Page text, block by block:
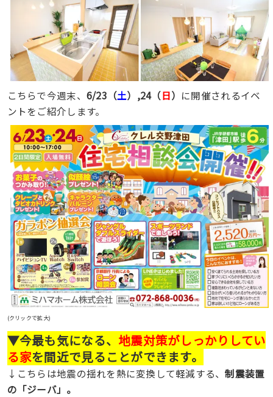
こちらで今週末、 6/23（土）,24（日） に開催されるイベ
ントをご紹介します。
(クリックで拡大)
▼今最も気になる、 地震対策がしっかりしてい
る家を間近で見ることができます。
↓こちらは地震の揺れを熱に変換して軽減する、制震装置
の「ジーバ」。